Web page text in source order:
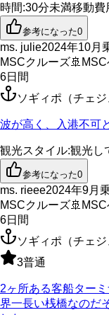
時間:30分未満移動費
参考になった0
ms. julie2024年10月
MSCクルーズ🚢
6日間
ソギィポ（チェジ
波が高く、入港不可
観光スタイル:観光し
参考になった0
ms. rieee2024年9月
MSCクルーズ🚢
6日間
ソギィポ（チェジ
3普通
2ヶ所ある客船ター
界一長い桟橋なのだ